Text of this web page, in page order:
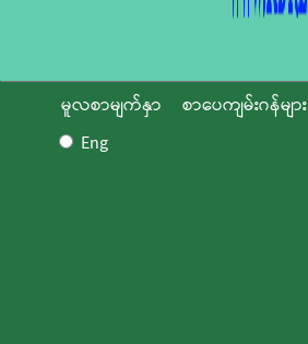
မူလစာမျက်နှာ စာပေကျမ်းဂန်များ
Eng